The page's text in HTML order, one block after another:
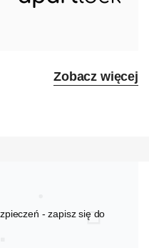
Zobacz więcej
- zapisz się do